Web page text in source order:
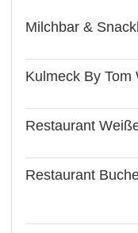
Milchbar &
Kulmeck By
Restaurant
Restaurant